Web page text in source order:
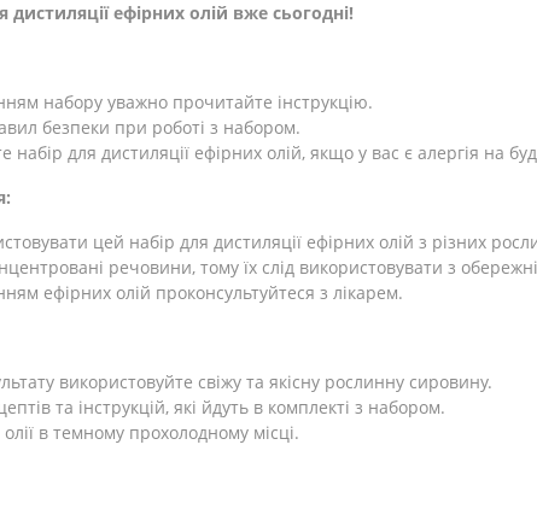
дистиляції ефірних олій вже сьогодні!
набору уважно прочитайте інструкцію.
безпеки при роботі з набором.
набір для дистиляції ефірних олій, якщо у вас є алергія на
цей набір для дистиляції ефірних олій з різних
речовини, тому їх слід використовувати з
ефірних олій проконсультуйтеся з лікарем.
використовуйте свіжу та якісну рослинну сировину.
та інструкцій, які йдуть в комплекті з набором.
олії в темному прохолодному місці.